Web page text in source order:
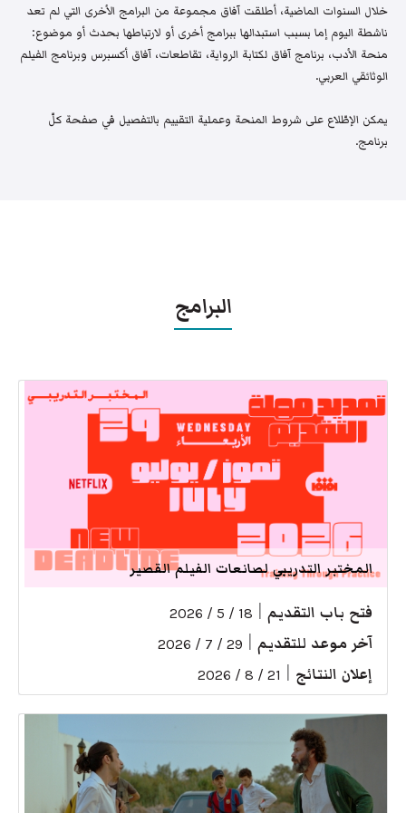
خلال السنوات الماضية، أطلقت آفاق مجموعة من البرامج الأخرى التي لم تعد
ناشطة اليوم إما بسبب استبدالها ببرامج أخرى أو لارتباطها بحدث أو موضوع:
منحة الأدب، برنامج آفاق لكتابة الرواية، تقاطعات، آفاق أكسبرس وبرنامج الفيلم
الوثائقي العربي.
يمكن الإطّلاع على شروط المنحة وعملية التقييم بالتفصيل في صفحة كلّ
برنامج.
البرامج
المختبر التدريبي لصانعات الفيلم القصير
فتح باب التقديم 18 / 5 / 2026
آخر موعد للتقديم 29 / 7 / 2026
إعلان النتائج 21 / 8 / 2026